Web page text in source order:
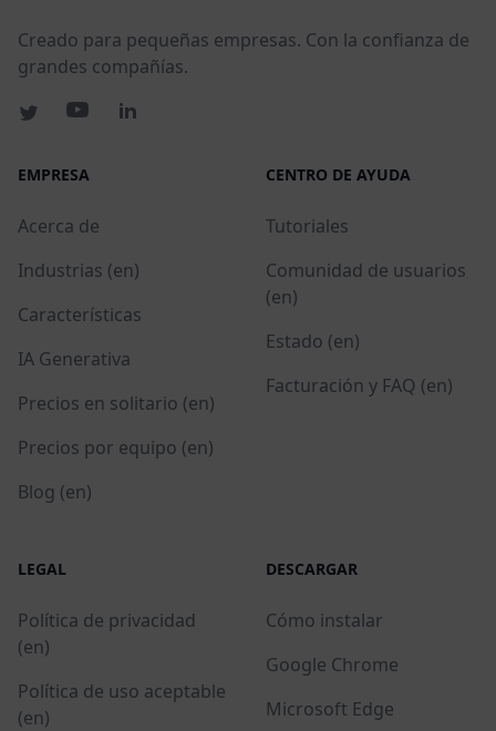
Creado para pequeñas empresas. Con la confianza de
grandes compañías.
EMPRESA
Acerca de
Industrias (en)
Características
IA Generativa
Precios en solitario (en)
Precios por equipo (en)
Blog (en)
CENTRO DE AYUDA
Tutoriales
Comunidad de usuarios
(en)
Estado (en)
Facturación y FAQ (en)
LEGAL
Política de privacidad
(en)
Política de uso aceptable
(en)
DESCARGAR
Cómo instalar
Google Chrome
Microsoft Edge